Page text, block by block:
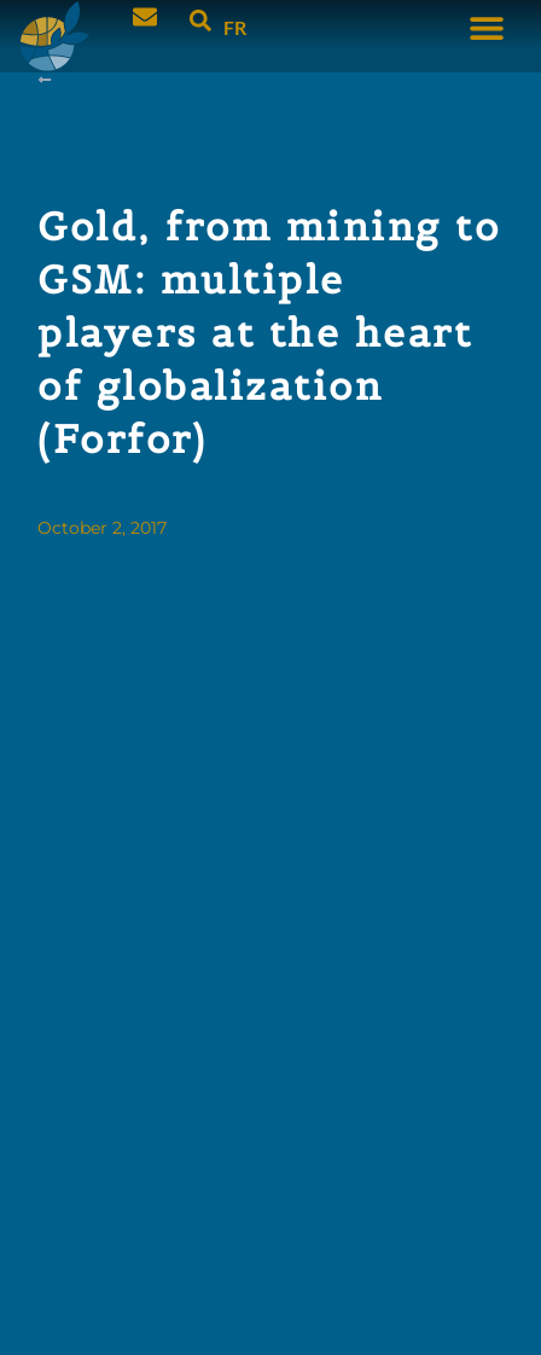
FR
Gold, from mining to
GSM: multiple
players at the heart
of globalization
(Forfor)
October 2, 2017